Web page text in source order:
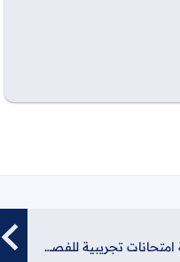
الفرع العلمي - الأحياء - مجموعة امتحانات تجريبية للفصل الأول لعام 2022